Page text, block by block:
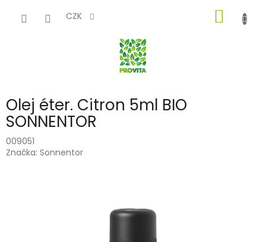
CZK
KOŠÍK
Olej éter. Citron 5ml BIO
SONNENTOR
009051
Značka: Sonnentor